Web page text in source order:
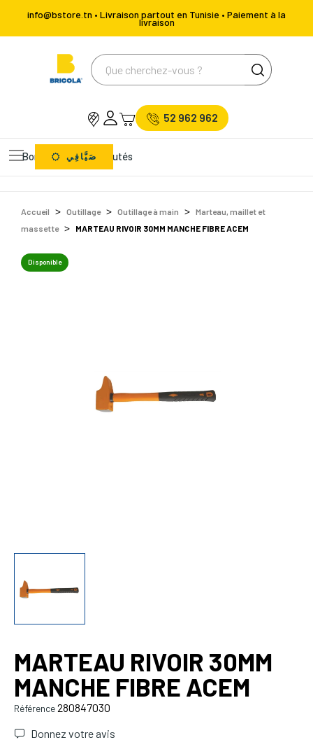
info@bstore.tn • Livraison partout en Tunisie • Paiement à la
livraison
52 962 962
Bons Plans Nouveautés
صَيَّافِي
Accueil Outillage Outillage à main
Marteau, maillet et
massette
MARTEAU RIVOIR 30MM MANCHE FIBRE ACEM
Disponible
MARTEAU RIVOIR 30MM
MANCHE FIBRE ACEM
Référence280847030
Donnez votre avis